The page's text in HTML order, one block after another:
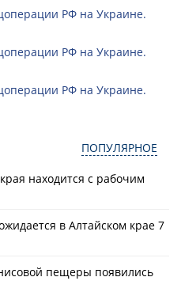
РФ на Украине.
РФ на Украине.
РФ на Украине.
ПОПУЛЯРНОЕ
находится с рабочим
в Алтайском крае 7
пещеры появились